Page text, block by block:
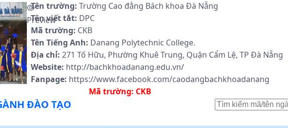
Preview
Tên trường: Trường Cao đẳng Bách khoa Đà Nẵng
Tên viết tắt: DPC
Mã trường: CKB
Tên Tiếng Anh: Danang Polytechnic College.
Địa chỉ: 271 Tố Hữu, Phường Khuê Trung, Quận Cẩm Lệ, TP Đà Nẵng
Website: http://bachkhoadanang.edu.vn/
Fanpage: https://www.facebook.com/caodangbachkhoadanang
Mã trường: CKB
ĐÀO TẠO